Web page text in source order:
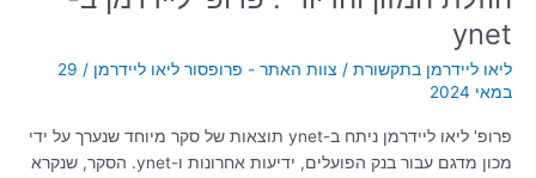
ynet
ליאו ליידרמן בתקשורת / צוות האתר - פרופסור ליאו ליידרמן /
29
במאי 2024
פרופ' ליאו ליידרמן ניתח ב-ynet תוצאות של סקר מיוחד שנערך על ידי
מכון מדגם עבור בנק הפועלים, ידיעות אחרונות ו-ynet. הסקר, שנקרא